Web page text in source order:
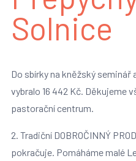
Solnice
Do sbírky na kněžský
vybralo 16 442 Kč. Děkujeme
pastorační centrum.
2. Tradiční DOBROČINNÝ
pokračuje. Pomáháme malé